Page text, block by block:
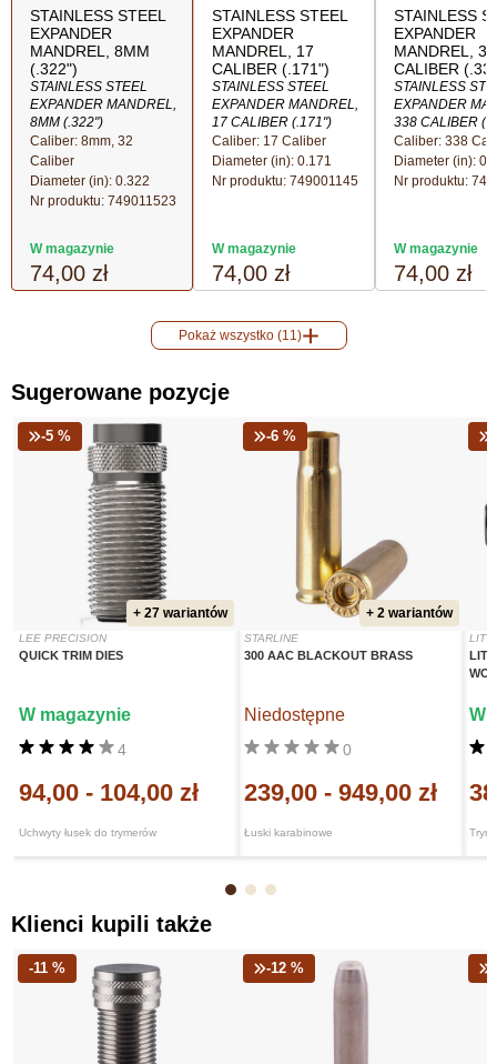
STAINLESS STEEL
EXPANDER
MANDREL, 8MM
(.322")
STAINLESS STEEL
EXPANDER MANDREL,
8MM (.322")
Caliber: 8mm, 32
Caliber
Diameter (in): 0.322
Nr produktu: 749011523
W magazynie
74,00 zł
STAINLESS STEEL
EXPANDER
MANDREL, 17
CALIBER (.171")
STAINLESS STEEL
EXPANDER MANDREL,
17 CALIBER (.171")
Caliber: 17 Caliber
Diameter (in): 0.171
Nr produktu: 749001145
W magazynie
74,00 zł
STAINLESS
EXPANDER
MANDREL,
CALIBER
STAINLESS
EXPANDER
338 CALIBER
Caliber: 338
Diameter (in):
Nr produktu:
W magazynie
74,00 zł
Pokaż wszystko (11)
Sugerowane pozycje
-5 %
+ 27 wariantów
LEE PRECISION
QUICK TRIM DIES
Uchwyty łusek do trymerów
4
W magazynie
94,00 - 104,00 zł
-6 %
+ 2 wariantów
STARLINE
300 AAC BLACKOUT BRASS
Łuski karabinowe
0
Niedostępne
239,00 - 949,00 zł
W
Klienci kupili także
-11 % -12 %